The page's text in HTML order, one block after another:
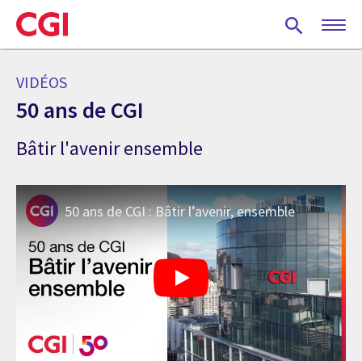
Skip
to
main
VIDÉOS
50 ans de CGI
Bâtir l'avenir ensemble
50 ans de CGI : Bâtir l’avenir, ensemble